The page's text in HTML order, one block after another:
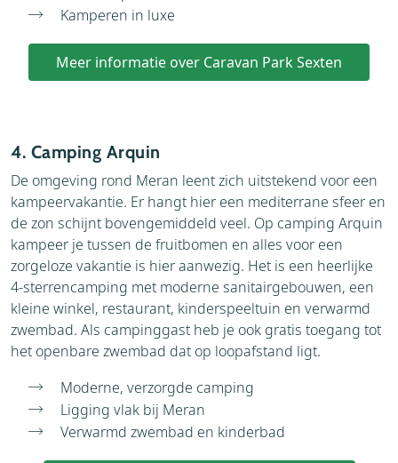
Kamperen in luxe
Meer informatie over Caravan Park Sexten
4. Camping Arquin
De omgeving rond Meran leent zich uitstekend voor een
kampeervakantie. Er hangt hier een mediterrane sfeer en
de zon schijnt bovengemiddeld veel. Op camping Arquin
kampeer je tussen de fruitbomen en alles voor een
zorgeloze vakantie is hier aanwezig. Het is een heerlijke
4-sterrencamping met moderne sanitairgebouwen, een
kleine winkel, restaurant, kinderspeeltuin en verwarmd
zwembad. Als campinggast heb je ook gratis toegang tot
het openbare zwembad dat op loopafstand ligt.
Moderne, verzorgde camping
Ligging vlak bij Meran
Verwarmd zwembad en kinderbad